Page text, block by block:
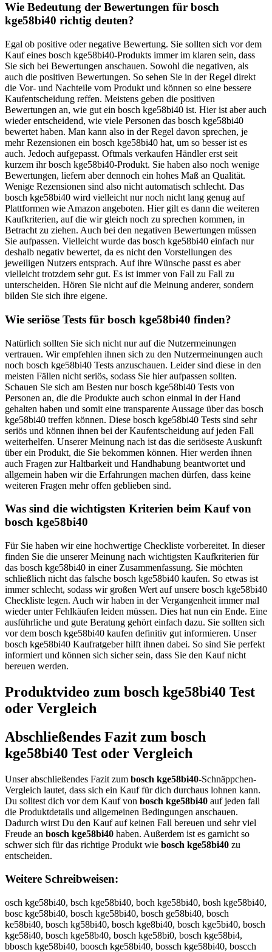
Wie Bedeutung der Bewertungen für bosch
kge58bi40 richtig deuten?
Egal ob positive oder negative Bewertung. Sie sollten sich vor dem
Kauf eines bosch kge58bi40-Produkts immer im klaren sein, dass
Sie sich bei Bewertungen anschauen. Sowohl die negativen, als
auch die positiven Bewertungen. So sehen Sie in der Regel direkt
die Vor- und Nachteile vom Produkt und können so eine bessere
Kaufentscheidung reffen. Meistens geben die positiven
Bewertungen an, wie gut ein bosch kge58bi40 ist. Hier ist aber auch
wieder entscheidend, wie viele Personen das bosch kge58bi40
bewertet haben. Man kann also in der Regel davon sprechen, je
mehr Rezensionen ein bosch kge58bi40 hat, um so besser ist es
auch. Jedoch aufgepasst. Oftmals verkaufen Händler erst seit
kurzem ihr bosch kge58bi40-Produkt. Sie haben also noch wenige
Bewertungen, liefern aber dennoch ein hohes Maß an Qualität.
Wenige Rezensionen sind also nicht automatisch schlecht. Das
bosch kge58bi40 wird vielleicht nur noch nicht lang genug auf
Plattformen wie Amazon angeboten. Hier gilt es dann die weiteren
Kaufkriterien, auf die wir gleich noch zu sprechen kommen, in
Betracht zu ziehen. Auch bei den negativen Bewertungen müssen
Sie aufpassen. Vielleicht wurde das bosch kge58bi40 einfach nur
deshalb negativ bewertet, da es nicht den Vorstellungen des
jeweiligen Nutzers entsprach. Auf ihre Wünsche passt es aber
vielleicht trotzdem sehr gut. Es ist immer von Fall zu Fall zu
unterscheiden. Hören Sie nicht auf die Meinung anderer, sondern
bilden Sie sich ihre eigene.
Wie seriöse Tests für bosch kge58bi40 finden?
Natürlich sollten Sie sich nicht nur auf die Nutzermeinungen
vertrauen. Wir empfehlen ihnen sich zu den Nutzermeinungen auch
noch bosch kge58bi40 Tests anzuschauen. Leider sind diese in den
meisten Fällen nicht seriös, sodass Sie hier aufpassen sollten.
Schauen Sie sich am Besten nur bosch kge58bi40 Tests von
Personen an, die die Produkte auch schon einmal in der Hand
gehalten haben und somit eine transparente Aussage über das bosch
kge58bi40 treffen können. Diese bosch kge58bi40 Tests sind sehr
seriös und können ihnen bei der Kaufentscheidung auf jeden Fall
weiterhelfen. Unserer Meinung nach ist das die seriöseste Auskunft
über ein Produkt, die Sie bekommen können. Hier werden ihnen
auch Fragen zur Haltbarkeit und Handhabung beantwortet und
allgemein haben wir die Erfahrungen machen dürfen, dass keine
weiteren Fragen mehr offen geblieben sind.
Was sind die wichtigsten Kriterien beim Kauf von
bosch kge58bi40
Für Sie haben wir eine hochwertige Checkliste vorbereitet. In dieser
finden Sie die unserer Meinung nach wichtigsten Kaufkriterien für
das bosch kge58bi40 in einer Zusammenfassung. Sie möchten
schließlich nicht das falsche bosch kge58bi40 kaufen. So etwas ist
immer schlecht, sodass wir großen Wert auf unsere bosch kge58bi40
Checkliste legen. Auch wir haben in der Vergangenheit immer mal
wieder unter Fehlkäufen leiden müssen. Dies hat nun ein Ende. Eine
ausführliche und gute Beratung gehört einfach dazu. Sie sollten sich
vor dem bosch kge58bi40 kaufen definitiv gut informieren. Unser
bosch kge58bi40 Kaufratgeber hilft ihnen dabei. So sind Sie perfekt
informiert und können sich sicher sein, dass Sie den Kauf nicht
bereuen werden.
Produktvideo zum bosch kge58bi40 Test
oder Vergleich
Abschließendes Fazit zum bosch
kge58bi40 Test oder Vergleich
Unser abschließendes Fazit zum bosch kge58bi40-Schnäppchen-
Vergleich lautet, dass sich ein Kauf für dich durchaus lohnen kann.
Du solltest dich vor dem Kauf von bosch kge58bi40 auf jeden fall
die Produktdetails und allgemeinen Bedingungen anschauen.
Dadurch wirst Du den Kauf auf keinen Fall bereuen und sehr viel
Freude an bosch kge58bi40 haben. Außerdem ist es garnicht so
schwer sich für das richtige Produkt wie bosch kge58bi40 zu
entscheiden.
Weitere Schreibweisen:
osch kge58bi40, bsch kge58bi40, boch kge58bi40, bosh kge58bi40,
bosc kge58bi40, bosch kge58bi40, bosch ge58bi40, bosch
ke58bi40, bosch kg58bi40, bosch kge8bi40, bosch kge5bi40, bosch
kge58i40, bosch kge58b40, bosch kge58bi0, bosch kge58bi4,
bbosch kge58bi40, boosch kge58bi40, bossch kge58bi40, boscch